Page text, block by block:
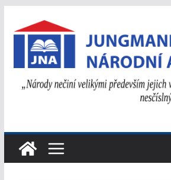
na
obsah